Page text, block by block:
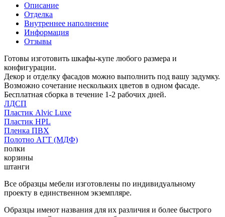
Описание
Отделка
Внутреннее наполнение
Информация
Отзывы
Готовы изготовить шкафы-купе любого размера и
конфигурации.
Декор и отделку фасадов можно выполнить под вашу задумку.
Возможно сочетание нескольких цветов в одном фасаде.
Бесплатная сборка в течение 1-2 рабочих дней.
ЛДСП
Пластик Alvic Luxe
Пластик HPL
Пленка ПВХ
Полотно АГТ (МДФ)
полки
корзины
штанги
Все образцы мебели изготовлены по индивидуальному
проекту в единственном экземпляре.
Образцы имеют названия для их различия и более быстрого